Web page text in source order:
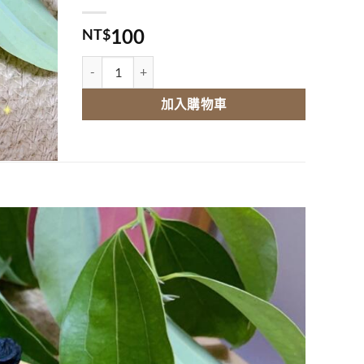
NT$100
加入購物車